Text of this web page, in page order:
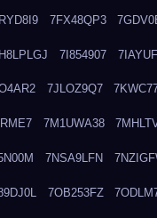
7FX48QP3
7I854907
7JLOZ9Q7
7M1UWA38
7NSA9LFN
7OB253FZ